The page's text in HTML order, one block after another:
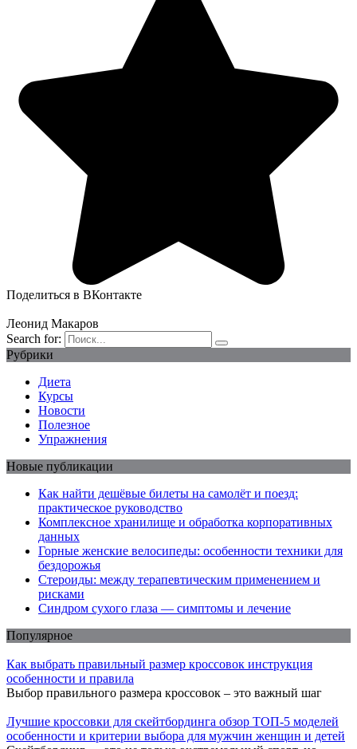
Поделиться в ВКонтакте
Леонид Макаров
Search for:
Рубрики
Диета
Курсы
Новости
Полезное
Упражнения
Новые публикации
Как найти дешёвые билеты на самолёт и поезд:
практическое руководство
Комплексное хранилище и обработка корпоративных
данных
Горные женские велосипеды: особенности техники для
бездорожья
Стероиды: между терапевтическим применением и
рисками
Синдром сухого глаза — симптомы и лечение
Популярное
Как выбрать правильный размер кроссовок инструкция
особенности и правила
Выбор правильного размера кроссовок – это важный шаг
Лучшие кроссовки для скейтбординга обзор ТОП-5 моделей
особенности и критерии выбора для мужчин женщин и детей